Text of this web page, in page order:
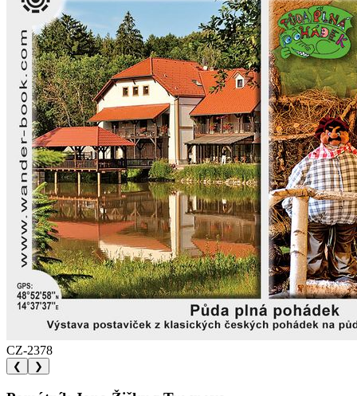
CZ-2378
❮ ❯